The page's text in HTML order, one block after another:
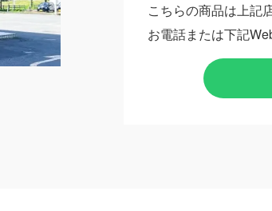
こちらの商品は上記
お電話または下記